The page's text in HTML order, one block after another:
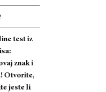
test iz
znak i
Otvorite,
jeste li